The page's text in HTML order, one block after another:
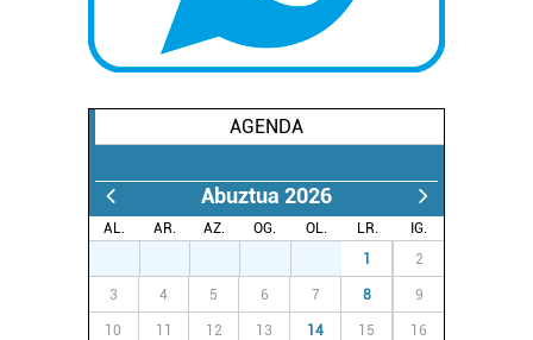
AGENDA
Abuztua 2026
AL. AR. AZ. OG. OL. LR.
IG.
1 2
3 4 5 6 7 8 9
10 11 12 13 14 15 16